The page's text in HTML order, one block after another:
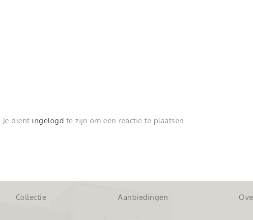
Je dient ingelogd te zijn om een reactie te plaatsen.
Collectie Aanbiedingen